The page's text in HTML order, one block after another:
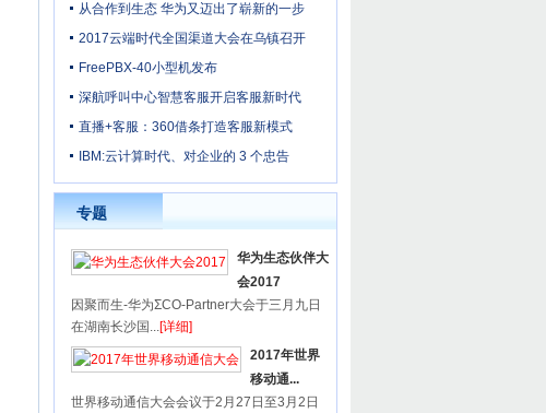
从合作到生态 华为又迈出了崭新的一步
2017云端时代全国渠道大会在乌镇召开
FreePBX-40小型机发布
深航呼叫中心智慧客服开启客服新时代
直播+客服：360借条打造客服新模式
IBM:云计算时代、对企业的 3 个忠告
专题
华为生态伙伴大
会2017
因聚而生-华为ΣCO-Partner大会于三月九日
在湖南长沙国...[详细]
2017年世界
移动通...
世界移动通信大会会议于2月27日至3月2日